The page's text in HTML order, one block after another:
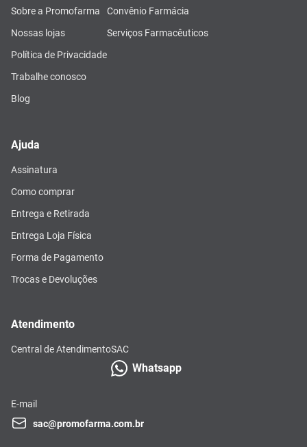
Sobre a Promofarma
Nossas lojas
Política de Privacidade
Trabalhe conosco
Blog
Convênio Farmácia
Serviços Farmacêuticos
Ajuda
Assinatura
Como comprar
Entrega e Retirada
Entrega Loja Física
Forma de Pagamento
Trocas e Devoluções
Atendimento
Central de AtendimentoSAC
Whatsapp
E-mail
sac@promofarma.com.br